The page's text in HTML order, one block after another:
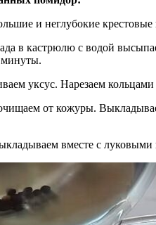
и неглубокие
в кастрюлю с водой
уксус. Нарезаем
от кожуры.
вместе с